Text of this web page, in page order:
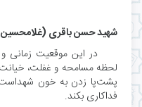
شهید حسن باقری
در این موقعیت زمانی
لحظه مسامحه و غفلت، خیانت
پشت‌پا زدن به خون
فداکاری بکند.